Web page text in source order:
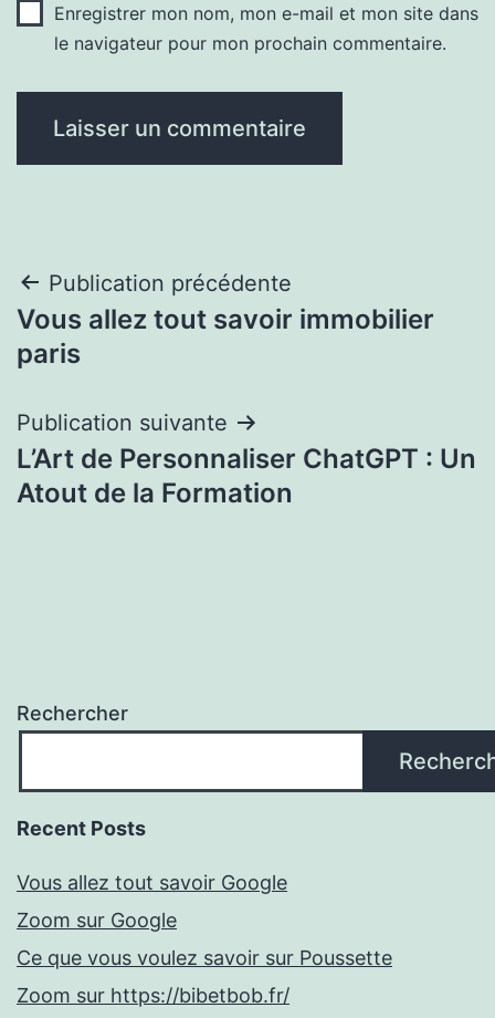
Enregistrer mon nom, mon e-mail et mon site dans
le navigateur pour mon prochain commentaire.
Navigation
de
Publication précédente
Vous allez tout savoir immobilier
paris
Publication suivante
L’Art de Personnaliser ChatGPT : Un
Atout de la Formation
Rechercher
Recent Posts
Vous allez tout savoir Google
Zoom sur Google
Ce que vous voulez savoir sur Poussette
Zoom sur https://bibetbob.fr/